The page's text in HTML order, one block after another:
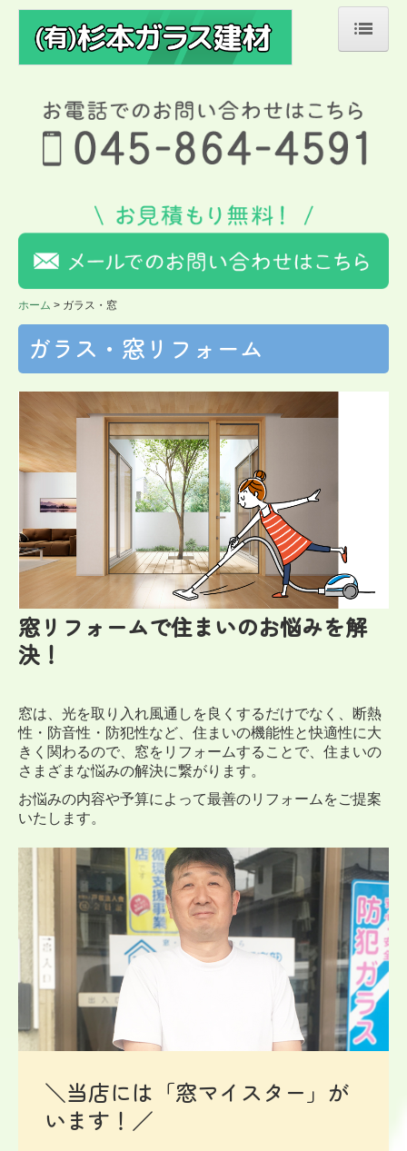
ホーム
ガラス・窓
玄関ドア
参考価格
施工事例
ガラス交換
窓リフォーム
玄関リフォーム
エクステリア事例
その他事例
会社案内
スタッフ紹介
ホーム ガラス・窓
ガラス・窓リフォーム
窓リフォームで住まいのお悩みを解
決！
窓は、光を取り入れ風通しを良くするだけでなく、断熱
性・防音性・防犯性など、住まいの機能性と快適性に大
きく関わるので、 窓をリフォームすることで、住まいの
さまざまな悩みの解決に繋がります。
お悩みの内容や予算によって最善のリフォームをご提案
いたします。
＼当店には「窓マイスター」が
います！／